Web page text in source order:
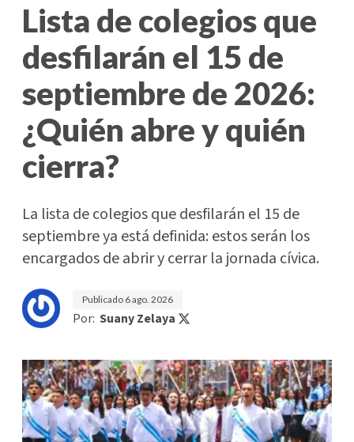
Lista de colegios que
desfilarán el 15 de
septiembre de 2026:
¿Quién abre y quién
cierra?
La lista de colegios que desfilarán el 15 de
septiembre ya está definida: estos serán los
encargados de abrir y cerrar la jornada cívica.
Publicado 6 ago. 2026
Por: Suany Zelaya